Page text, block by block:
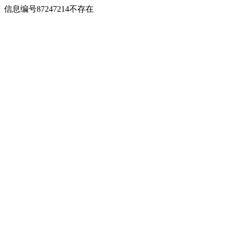
信息编号87247214不存在